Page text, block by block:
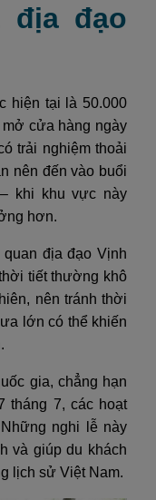
địa đạo
hiện tại là 50.000
cửa hàng ngày
trải nghiệm thoải
nên đến vào buổi
khi khu vực này
hơn.
địa đạo Vịnh
tiết thường khô
nên tránh thời
lớn có thể khiến
gia, chẳng hạn
tháng 7, các hoạt
nghi lễ này
và giúp du khách
lịch sử Việt Nam.